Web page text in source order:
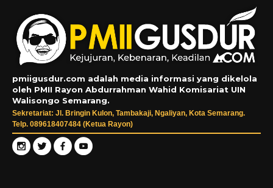
pmiigusdur.com adalah media informasi yang dikelola
oleh PMII Rayon Abdurrahman Wahid Komisariat UIN
Walisongo Semarang.
Sekretariat: Jl. Bringin Kulon, Tambakaji, Ngaliyan, Kota Semarang.
Telp. 089618407484 (Ketua Rayon)